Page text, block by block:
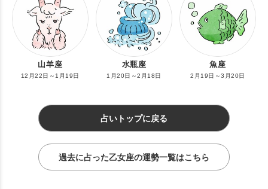
山羊座
12月22日～1月19日
水瓶座
1月20日～2月18日
魚座
2月19日～3月20日
占いトップに戻る
過去に占った乙女座の運勢一覧はこちら